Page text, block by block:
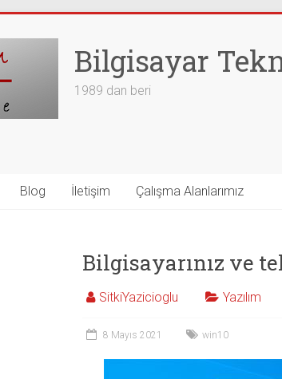
Bilgisayar
1989 dan beri
Blog İletişim Çalışma Alanlarımız
Bilgisayarınız ve
SitkiYazicioglu Yazılım
8 Mayıs 2021 win10